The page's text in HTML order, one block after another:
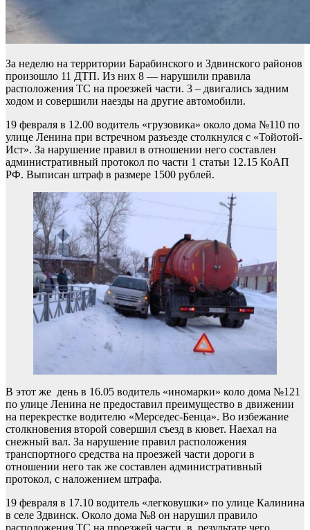
За неделю на территории Барабинского и Здвинского районов
произошло 11 ДТП. Из них 8 — нарушили правила
расположения ТС на проезжей части. 3 – двигались задним
ходом и совершили наезды на другие автомобили.
19 февраля в 12.00 водитель «грузовика» около дома №110 по
улице Ленина при встречном разъезде столкнулся с «Тойотой-
Ист». За нарушение правил в отношении него составлен
административный протокол по части 1 статьи 12.15 КоАП
РФ. Выписан штраф в размере 1500 рублей.
В этот же день в 16.05 водитель «иномарки» коло дома №121
по улице Ленина не предоставил преимущество в движении
на перекрестке водителю «Мерседес-Бенца». Во избежание
столкновения второй совершил съезд в кювет. Наехал на
снежный вал. За нарушение правил расположения
транспортного средства на проезжей части дороги в
отношении него так же составлен административный
протокол, с наложением штрафа.
19 февраля в 17.10 водитель «легковушки» по улице Калинина
в селе Здвинск. Около дома №8 он нарушил правило
расположения ТС на проезжей части, в результате чего